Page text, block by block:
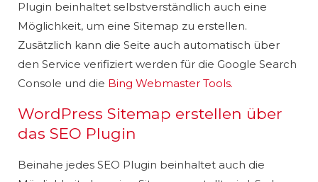
Plugin beinhaltet selbstverständlich auch eine
Möglichkeit, um eine Sitemap zu erstellen.
Zusätzlich kann die Seite auch automatisch über
den Service verifiziert werden für die Google Search
Console und die Bing Webmaster Tools.
WordPress Sitemap erstellen über
das SEO Plugin
Beinahe jedes SEO Plugin beinhaltet auch die